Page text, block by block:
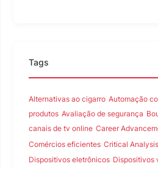
Tags
Alternativas ao cigarro Automação
produtos Avaliação de segurança
canais de tv online Career
Comércios eficientes Critical Analysis
Dispositivos eletrônicos Dispositivos